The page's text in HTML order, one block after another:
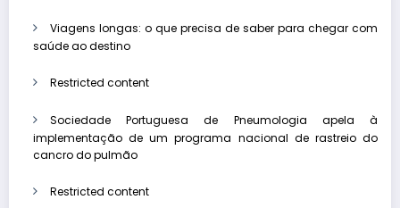
Viagens longas: o que precisa de saber para chegar com
saúde ao destino
Restricted content
Sociedade Portuguesa de Pneumologia apela à
implementação de um programa nacional de rastreio do
cancro do pulmão
Restricted content